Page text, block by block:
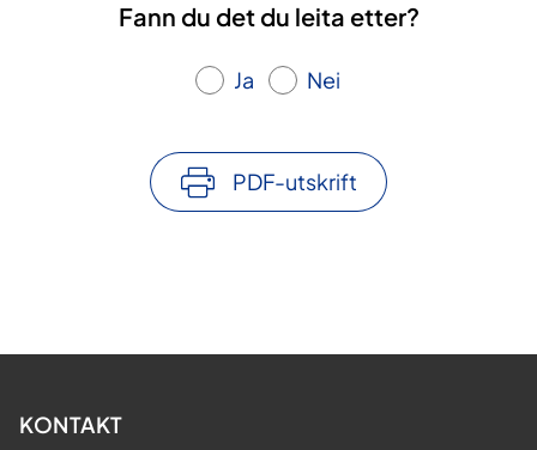
Fann du det du leita etter?
Ja Nei
PDF-utskrift
KONTAKT